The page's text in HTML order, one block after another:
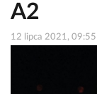
A2
12 lipca 2021, 09:55